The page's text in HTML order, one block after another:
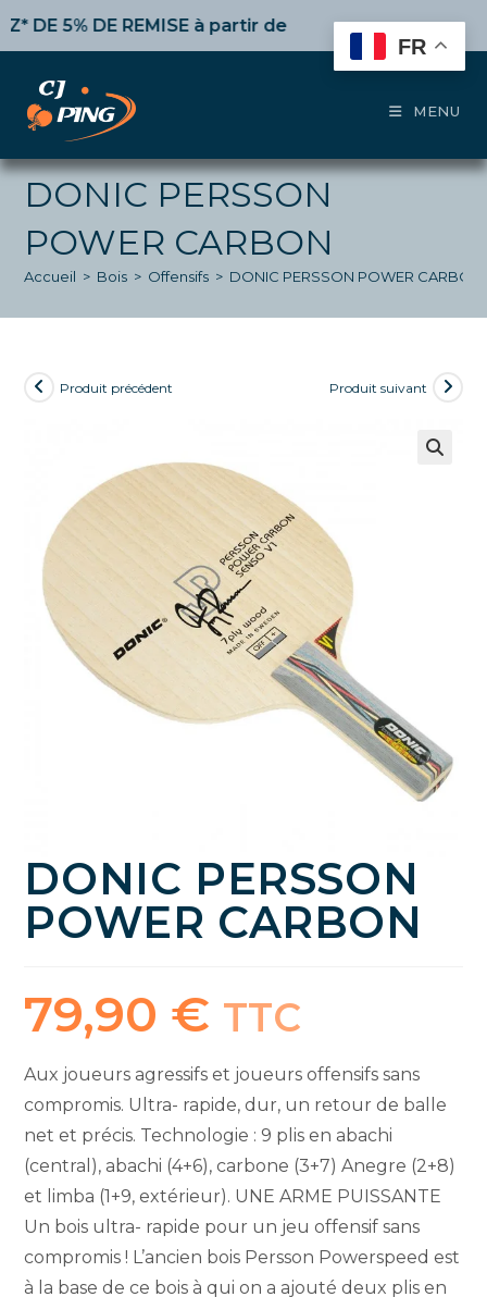
5% DE REMISEà partir de 50€ d’achat,10%dès
MENU
DONIC PERSSON
POWER CARBON
Accueil > Bois > Offensifs > DONIC PERSSON POWER CARBON
Produit précédent Produit suivant
DONIC PERSSON
POWER CARBON
79,90 € TTC
Aux joueurs agressifs et joueurs offensifs sans
compromis. Ultra- rapide, dur, un retour de balle
net et précis. Technologie : 9 plis en abachi
(central), abachi (4+6), carbone (3+7) Anegre (2+8)
et limba (1+9, extérieur). UNE ARME PUISSANTE
Un bois ultra- rapide pour un jeu offensif sans
compromis ! L’ancien bois Persson Powerspeed est
à la base de ce bois à qui on a ajouté deux plis en
FR